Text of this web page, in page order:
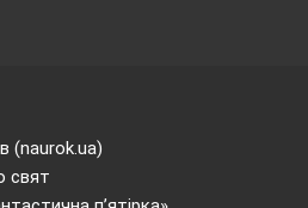
(naurok.ua)
свят